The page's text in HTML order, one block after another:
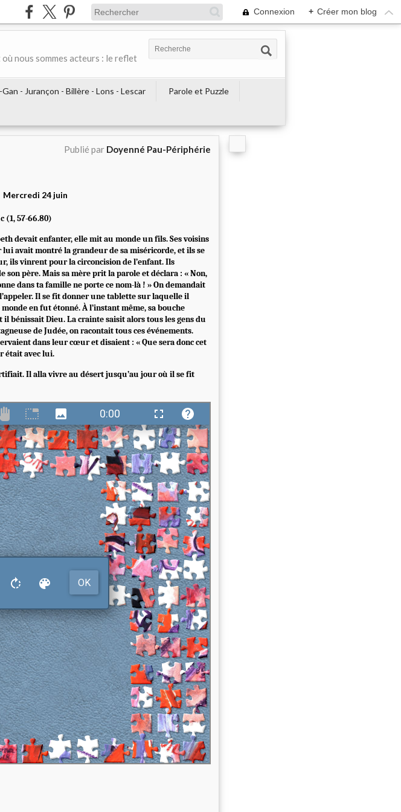
Connexion + Créer mon blog
nous sommes acteurs : le reflet
- Jurançon - Billère - Lons - Lescar
Parole et Puzzle
Publié par Doyenné Pau-Périphérie
Mercredi 24 juin
(1, 57-66.80)
devait enfanter, elle mit au monde un fils. Ses voisins
avait montré la grandeur de sa miséricorde, et ils se
ils vinrent pour la circoncision de l’enfant. Ils
son père. Mais sa mère prit la parole et déclara : « Non,
dans ta famille ne porte ce nom-là ! » On demandait
Il se fit donner une tablette sur laquelle il
en fut étonné. À l’instant même, sa bouche
bénissait Dieu. La crainte saisit alors tous les gens du
de Judée, on racontait tous ces événements.
dans leur cœur et disaient : « Que sera donc cet
était avec lui.
Il alla vivre au désert jusqu’au jour où il se fit